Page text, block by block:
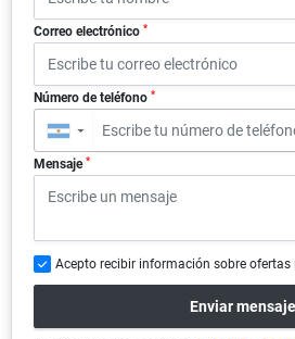
Correo electrónico *
Número de teléfono *
▼
Mensaje *
Acepto recibir información sobre
Enviar mensaje